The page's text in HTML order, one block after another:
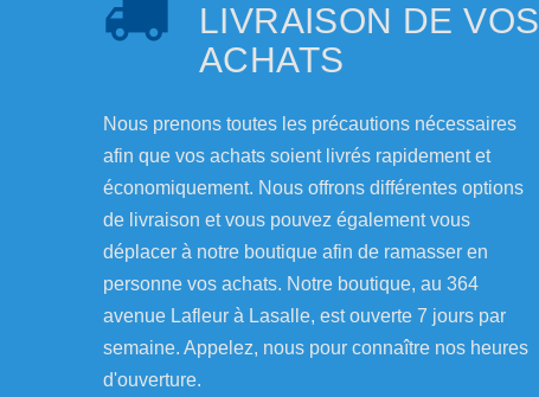
LIVRAISON DE VOS
ACHATS
Nous prenons toutes les précautions nécessaires
afin que vos achats soient livrés rapidement et
économiquement. Nous offrons différentes options
de livraison et vous pouvez également vous
déplacer à notre boutique afin de ramasser en
personne vos achats. Notre boutique, au 364
avenue Lafleur à Lasalle, est ouverte 7 jours par
semaine. Appelez, nous pour connaître nos heures
d'ouverture.